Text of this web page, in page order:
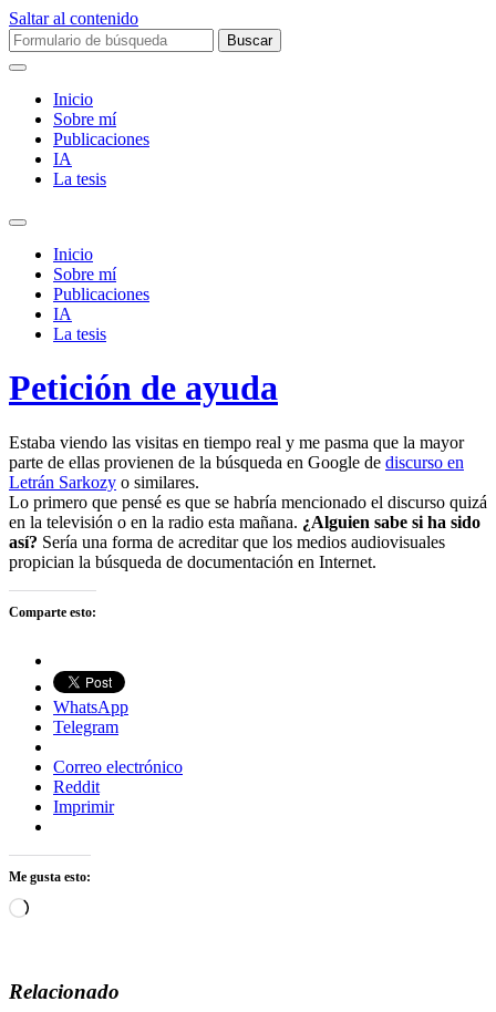
Saltar al contenido
Buscar:
Inicio
Sobre mí­
Publicaciones
IA
La tesis
Alternar
campo
búsqueda
Inicio
Sobre mí­
Publicaciones
IA
La tesis
Petición de ayuda
Estaba viendo las visitas en tiempo real y me pasma que la mayor
parte de ellas provienen de la búsqueda en Google de discurso en
Letrán Sarkozy o similares.
Lo primero que pensé es que se habría mencionado el discurso quizá
en la televisión o en la radio esta mañana. ¿Alguien sabe si ha sido
así? Sería una forma de acreditar que los medios audiovisuales
propician la búsqueda de documentación en Internet.
Comparte esto:
WhatsApp
Telegram
Correo electrónico
Reddit
Imprimir
Me gusta esto:
Cargando...
Relacionado